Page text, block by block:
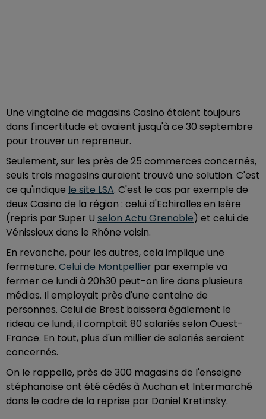
Une vingtaine de magasins Casino étaient toujours
dans l'incertitude et avaient jusqu'à ce 30 septembre
pour trouver un repreneur.
Seulement, sur les près de 25 commerces concernés,
seuls trois magasins auraient trouvé une solution. C'est
ce qu'indique le site LSA. C'est le cas par exemple de
deux Casino de la région : celui d'Echirolles en Isère
(repris par Super U selon Actu Grenoble) et celui de
Vénissieux dans le Rhône voisin.
En revanche, pour les autres, cela implique une
fermeture. Celui de Montpellier par exemple va
fermer ce lundi à 20h30 peut-on lire dans plusieurs
médias. Il employait près d'une centaine de
personnes. Celui de Brest baissera également le
rideau ce lundi, il comptait 80 salariés selon Ouest-
France. En tout, plus d'un millier de salariés seraient
concernés.
On le rappelle, près de 300 magasins de l'enseigne
stéphanoise ont été cédés à Auchan et Intermarché
dans le cadre de la reprise par Daniel Kretinsky.